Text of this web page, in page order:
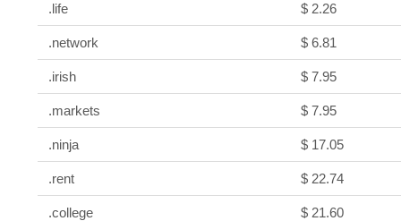
.life $ 2.26
.network $ 6.81
.irish $ 7.95
.markets $ 7.95
.ninja $ 17.05
.rent $ 22.74
.college $ 21.60